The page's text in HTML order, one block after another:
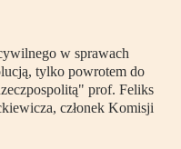
w sprawach
tylko powrotem do
prof. Feliks
członek Komisji